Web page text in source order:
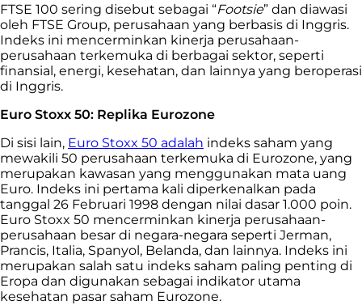
FTSE 100 sering disebut sebagai “Footsie” dan diawasi
oleh FTSE Group, perusahaan yang berbasis di Inggris.
Indeks ini mencerminkan kinerja perusahaan-
perusahaan terkemuka di berbagai sektor, seperti
finansial, energi, kesehatan, dan lainnya yang beroperasi
di Inggris.
Euro Stoxx 50: Replika Eurozone
Di sisi lain, Euro Stoxx 50 adalah indeks saham yang
mewakili 50 perusahaan terkemuka di Eurozone, yang
merupakan kawasan yang menggunakan mata uang
Euro. Indeks ini pertama kali diperkenalkan pada
tanggal 26 Februari 1998 dengan nilai dasar 1.000 poin.
Euro Stoxx 50 mencerminkan kinerja perusahaan-
perusahaan besar di negara-negara seperti Jerman,
Prancis, Italia, Spanyol, Belanda, dan lainnya. Indeks ini
merupakan salah satu indeks saham paling penting di
Eropa dan digunakan sebagai indikator utama
kesehatan pasar saham Eurozone.